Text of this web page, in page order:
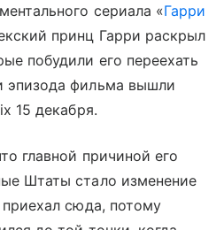
сериала «Гарри
принц Гарри раскрыл
побудили его переехать
фильма вышли
15 декабря.
главной причиной его
Штаты стало изменение
сюда, потому